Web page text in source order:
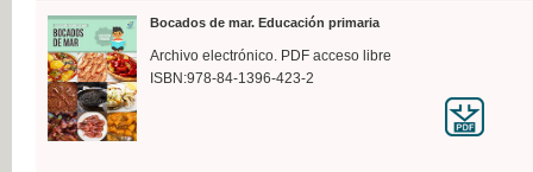
Bocados de mar. Educación primaria
Archivo electrónico. PDF acceso libre
ISBN:978-84-1396-423-2